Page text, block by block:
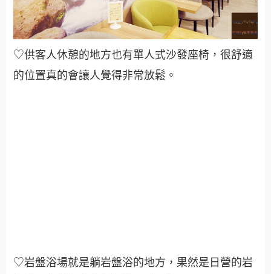
♡供客人休憩的地方也有單人式沙發座椅，很舒適
的位置真的會讓人覺得非常放鬆。
♡岩盤浴場就是躺岩盤浴的地方，果然是日營的岩